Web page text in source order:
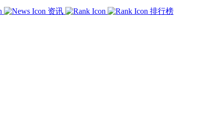
资讯
排行榜